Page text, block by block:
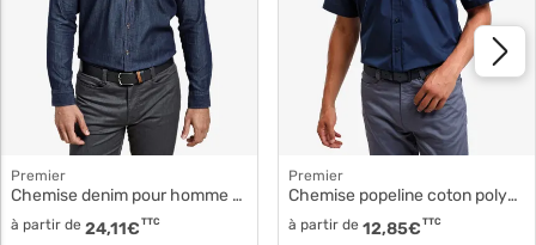
Premier
Chemise denim pour homme pr222
à partir de 24,11€ TTC
Premier
Chemise popeline coton polyester pr202
à partir de 12,85€ TTC